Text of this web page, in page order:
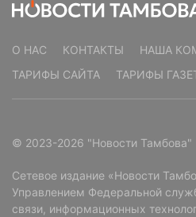
О НАС КОНТАКТЫ НАША
ТАРИФЫ САЙТА
ТАРИФЫ
© 2023-2026 "Новости Тамбова"
Сетевое издание «Новости
Управлением Федеральной
связи, информационных